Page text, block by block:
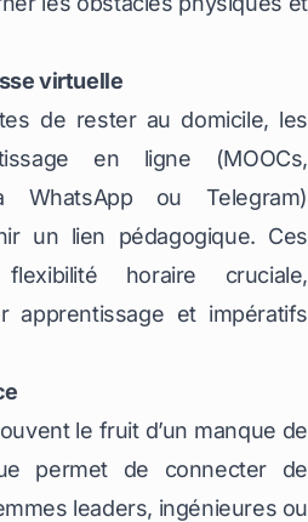
virtuelle
de rester au domicile, les
en ligne (MOOCs,
WhatsApp ou Telegram)
un lien pédagogique. Ces
horaire cruciale,
apprentissage et impératifs
le fruit d’un manque de
permet de connecter de
leaders, ingénieures ou